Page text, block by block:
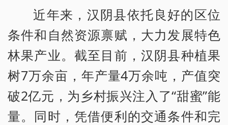
近年来，汉阴县依托良好的区位
条件和自然资源禀赋，大力发展特色
林果产业。截至目前，汉阴县种植果
树7万余亩，年产量4万余吨，产值突
破2亿元，为乡村振兴注入了“甜蜜”能
量。同时，凭借便利的交通条件和完